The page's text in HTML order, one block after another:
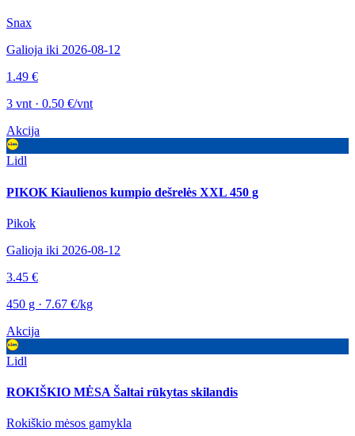
Snax
Galioja iki 2026-08-12
1.49 €
3 vnt · 0.50 €/vnt
Akcija
Lidl
PIKOK Kiaulienos kumpio dešrelės XXL 450 g
Pikok
Galioja iki 2026-08-12
3.45 €
450 g · 7.67 €/kg
Akcija
Lidl
ROKIŠKIO MĖSA Šaltai rūkytas skilandis
Rokiškio mėsos gamykla